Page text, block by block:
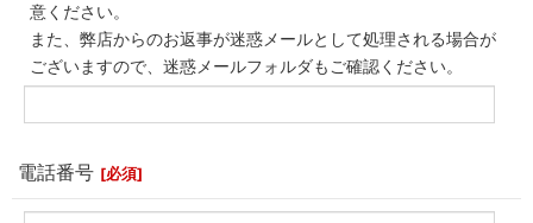
意ください。
また、弊店からのお返事が迷惑メールとして処理される場合が
ございますので、迷惑メールフォルダもご確認ください。
電話番号 [必須]